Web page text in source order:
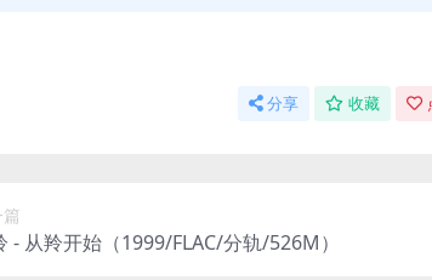
分享 收藏
- 从羚开始（1999/FLAC/分轨/526M）